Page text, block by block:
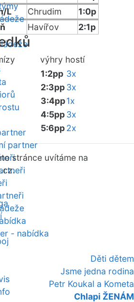
partner
- nabídka
Děti dětem
Jsme jedna rodina
Petr Koukal a Kometa
Chlapi ŽENÁM
L Chrudim
1:0p
Havířov 2:1p
výhry hostí
1:2pp 3x
2:3pp3x
3:4pp1x
4:5pp3x
5:6pp2x
stránce uvítáme na